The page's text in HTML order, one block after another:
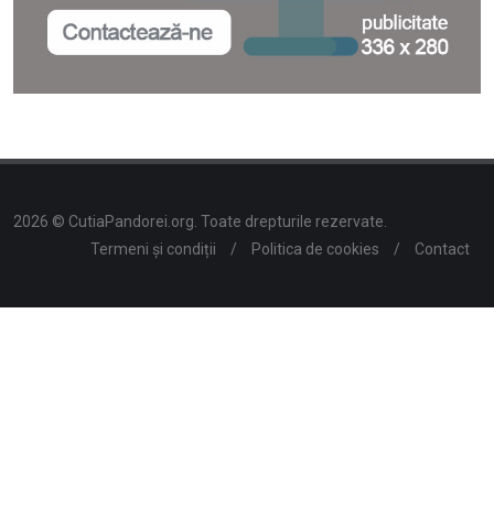
2026 © CutiaPandorei.org. Toate drepturile rezervate.
Termeni și condiții
/ Politica de cookies / Contact